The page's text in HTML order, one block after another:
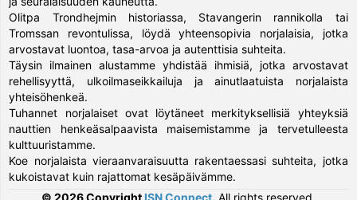
Olitpa Trondhejmin historiassa, Stavangerin rannikolla tai
Tromssan revontulissa, löydä yhteensopivia norjalaisia, jotka
arvostavat luontoa, tasa-arvoa ja autenttisia suhteita.
Täysin ilmainen alustamme yhdistää ihmisiä, jotka arvostavat
rehellisyyttä, ulkoilmaseikkailuja ja ainutlaatuista norjalaista
yhteisöhenkeä.
Tuhannet norjalaiset ovat löytäneet merkityksellisiä yhteyksiä
nauttien henkeäsalpaavista maisemistamme ja tervetulleesta
kulttuuristamme.
Koe norjalaista vieraanvaraisuutta rakentaessasi suhteita, jotka
kukoistavat kuin rajattomat kesäpäivämme.
© 2026 Copyright ISN Connect All rights reserved.